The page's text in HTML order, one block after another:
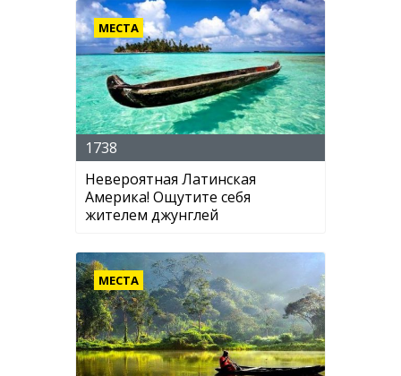
МЕСТА
1738
Невероятная Латинская
Америка! Ощутите себя
жителем джунглей
МЕСТА